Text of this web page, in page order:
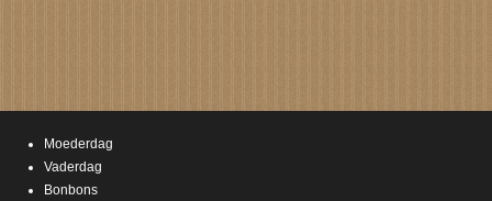
Moederdag
Vaderdag
Bonbons